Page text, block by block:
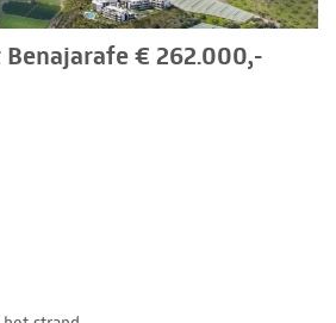
€ 262.000,-